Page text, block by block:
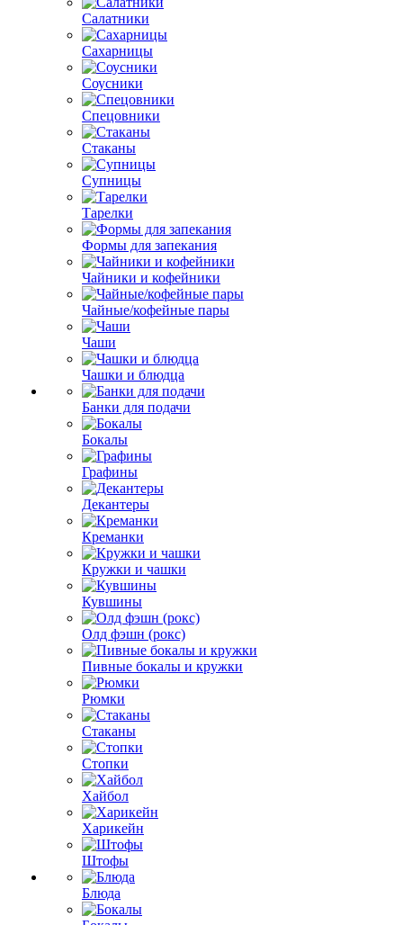
Салатники
Сахарницы
Соусники
Спецовники
Стаканы
Супницы
Тарелки
Формы для запекания
Чайники и кофейники
Чайные/кофейные пары
Чаши
Чашки и блюдца
Банки для подачи
Бокалы
Графины
Декантеры
Креманки
Кружки и чашки
Кувшины
Олд фэшн (рокс)
Пивные бокалы и кружки
Рюмки
Стаканы
Стопки
Хайбол
Харикейн
Штофы
Блюда